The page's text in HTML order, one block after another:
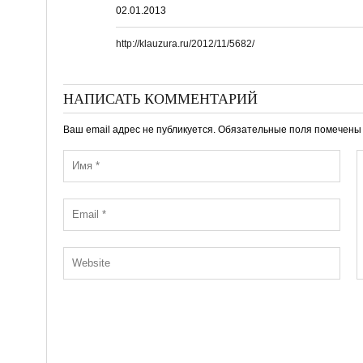
02.01.2013
http://klauzura.ru/2012/11/5682/
НАПИСАТЬ КОММЕНТАРИЙ
Ваш email адрес не публикуется. Обязательные поля помечены